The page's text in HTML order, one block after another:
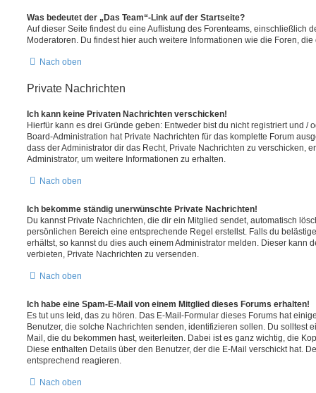
Was bedeutet der „Das Team“-Link auf der Startseite?
Auf dieser Seite findest du eine Auflistung des Forenteams, einschließlich
Moderatoren. Du findest hier auch weitere Informationen wie die Foren,
Nach oben
Private Nachrichten
Ich kann keine Privaten Nachrichten verschicken!
Hierfür kann es drei Gründe geben: Entweder bist du nicht registriert und /
Board-Administration hat Private Nachrichten für das komplette Forum
dass der Administrator dir das Recht, Private Nachrichten zu verschicken,
Administrator, um weitere Informationen zu erhalten.
Nach oben
Ich bekomme ständig unerwünschte Private Nachrichten!
Du kannst Private Nachrichten, die dir ein Mitglied sendet, automatisch
persönlichen Bereich eine entsprechende Regel erstellst. Falls du
erhältst, so kannst du dies auch einem Administrator melden. Dieser kann
verbieten, Private Nachrichten zu versenden.
Nach oben
Ich habe eine Spam-E-Mail von einem Mitglied dieses Forums erhalten!
Es tut uns leid, das zu hören. Das E-Mail-Formular dieses Forums hat
Benutzer, die solche Nachrichten senden, identifizieren sollen. Du solltest
Mail, die du bekommen hast, weiterleiten. Dabei ist es ganz wichtig, die
Diese enthalten Details über den Benutzer, der die E-Mail verschickt hat.
entsprechend reagieren.
Nach oben